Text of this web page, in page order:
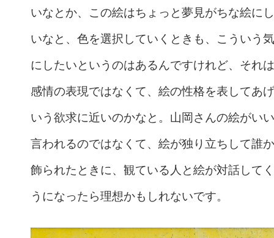
いなとか、この絵はちょっと夢見がちな絵に
いなと、色を選択していくときも、こういう
にしたいというのはあるんですけれど、それ
感情の表現ではなくて、絵の性格を表してあ
いう欲求に近いのかなと。山岡さんの絵がい
言われるのではなくて、絵が独り立ちして誰
飾られたときに、観ている人と絵が対話して
うになったら理想かもしれないです。